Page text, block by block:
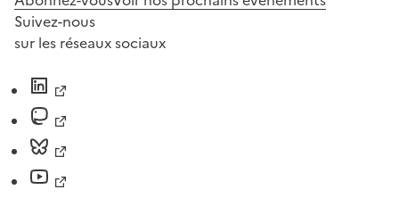
Suivez-nous
sur les réseaux sociaux